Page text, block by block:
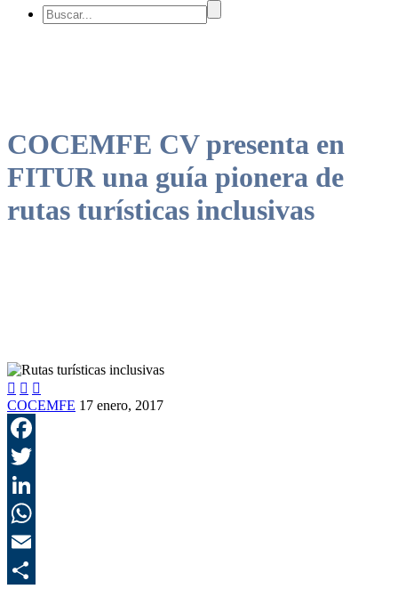
COCEMFE CV presenta en
FITUR una guía pionera de
rutas turísticas inclusivas
  
COCEMFE 17 enero, 2017